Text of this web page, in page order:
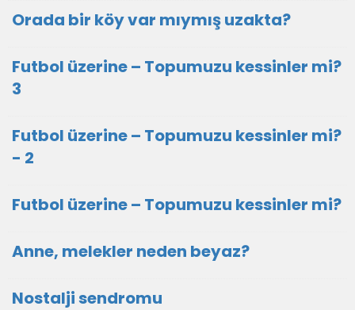
Orada bir köy var mıymış uzakta?
Futbol üzerine – Topumuzu kessinler mi?
3
Futbol üzerine – Topumuzu kessinler mi?
- 2
Futbol üzerine – Topumuzu kessinler mi?
Anne, melekler neden beyaz?
Nostalji sendromu